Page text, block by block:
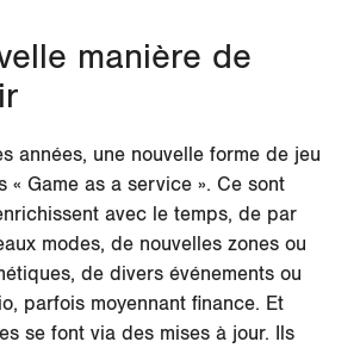
manière de
années, une nouvelle forme de jeu
« Game as a service ». Ce sont
avec le temps, de par
modes, de nouvelles zones ou
de divers événements ou
parfois moyennant finance. Et
se font via des mises à jour. Ils